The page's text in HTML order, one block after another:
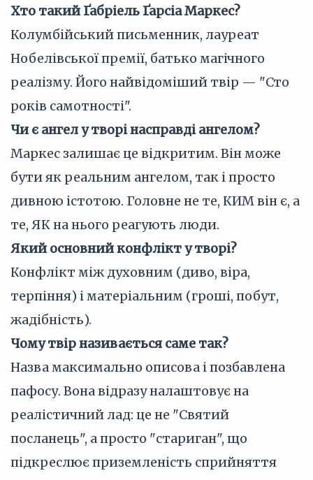
Хто такий Ґабріель Ґарсіа Маркес?
Колумбійський письменник, лауреат
Нобелівської премії, батько магічного
реалізму. Його найвідоміший твір — "Сто
років самотності".
Чи є ангел у творі насправді ангелом?
Маркес залишає це відкритим. Він може
бути як реальним ангелом, так і просто
дивною істотою. Головне не те, КИМ він є, а
те, ЯК на нього реагують люди.
Який основний конфлікт у творі?
Конфлікт між духовним (диво, віра,
терпіння) і матеріальним (гроші, побут,
жадібність).
Чому твір називається саме так?
Назва максимально описова і позбавлена
пафосу. Вона відразу налаштовує на
реалістичний лад: це не "Святий
посланець", а просто "стариган", що
підкреслює приземленість сприйняття